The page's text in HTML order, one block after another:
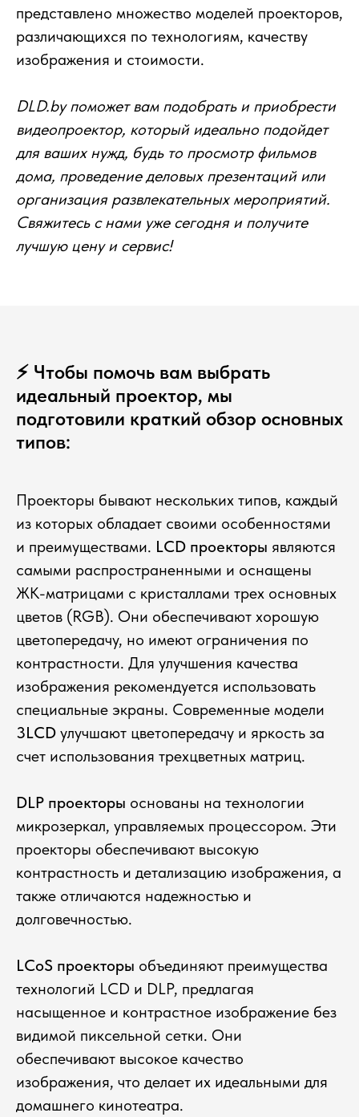
представлено множество моделей проекторов,
различающихся по технологиям, качеству
изображения и стоимости.
DLD.by поможет вам подобрать и приобрести
видеопроектор, который идеально подойдет
для ваших нужд, будь то просмотр фильмов
дома, проведение деловых презентаций или
организация развлекательных мероприятий.
Свяжитесь с нами уже сегодня и получите
лучшую цену и сервис!
⚡️ Чтобы помочь вам выбрать
идеальный проектор, мы
подготовили краткий обзор основных
типов:
Проекторы бывают нескольких типов, каждый
из которых обладает своими особенностями
и преимуществами. LCD проекторы являются
самыми распространенными и оснащены
ЖК-матрицами с кристаллами трех основных
цветов (RGB). Они обеспечивают хорошую
цветопередачу, но имеют ограничения по
контрастности. Для улучшения качества
изображения рекомендуется использовать
специальные экраны. Современные модели
3LCD улучшают цветопередачу и яркость за
счет использования трехцветных матриц.
DLP проекторы основаны на технологии
микрозеркал, управляемых процессором. Эти
проекторы обеспечивают высокую
контрастность и детализацию изображения, а
также отличаются надежностью и
долговечностью.
LCoS проекторы объединяют преимущества
технологий LCD и DLP, предлагая
насыщенное и контрастное изображение без
видимой пиксельной сетки. Они
обеспечивают высокое качество
изображения, что делает их идеальными для
домашнего кинотеатра.